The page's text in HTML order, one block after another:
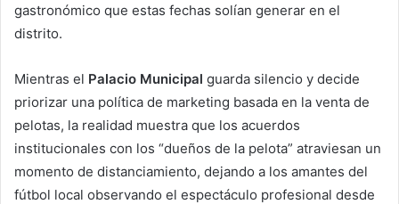
gastronómico que estas fechas solían generar en el
distrito.
Mientras el Palacio Municipal guarda silencio y decide
priorizar una política de marketing basada en la venta de
pelotas, la realidad muestra que los acuerdos
institucionales con los “dueños de la pelota” atraviesan un
momento de distanciamiento, dejando a los amantes del
fútbol local observando el espectáculo profesional desde